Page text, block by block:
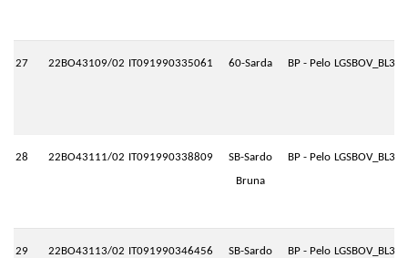
27 22BO43109/02 IT091990335061 60-Sarda BP - Pelo LGSBOV_BL3.P
28 22BO43111/02 IT091990338809
SB-Sardo
Bruna
BP - Pelo LGSBOV_BL3.P
29 22BO43113/02 IT091990346456
SB-Sardo
BP - Pelo LGSBOV_BL3.P